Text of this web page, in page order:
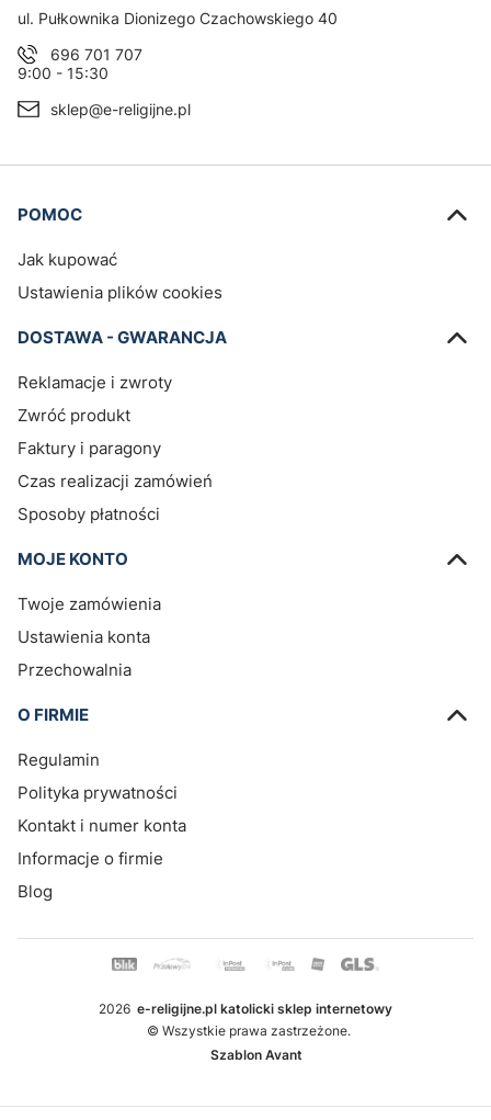
Adres:
ul. Pułkownika Dionizego Czachowskiego 40
696 701 707
9:00 - 15:30
sklep@e-religijne.pl
Linki w stopce
POMOC
Jak kupować
Ustawienia plików cookies
DOSTAWA - GWARANCJA
Reklamacje i zwroty
Zwróć produkt
Faktury i paragony
Czas realizacji zamówień
Sposoby płatności
MOJE KONTO
Twoje zamówienia
Ustawienia konta
Przechowalnia
O FIRMIE
Regulamin
Polityka prywatności
Kontakt i numer konta
Informacje o firmie
Blog
2026 e-religijne.pl katolicki sklep internetowy
© Wszystkie prawa zastrzeżone.
Szablon Avant